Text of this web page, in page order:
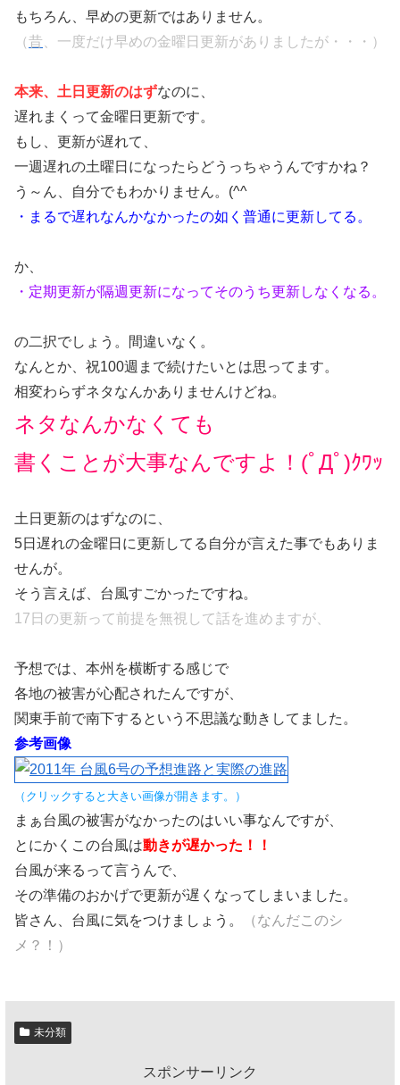
もちろん、早めの更新ではありません。
（昔 、一度だけ早めの金曜日更新がありましたが・・・）
本来、土日更新のはずなのに、
遅れまくって金曜日更新です。
もし、更新が遅れて、
一週遅れの土曜日になったらどうっちゃうんですかね？
う～ん、自分でもわかりません。 (^^ゞ
・まるで遅れなんかなかったの如く普通に更新してる。
か、
・定期更新が隔週更新になってそのうち更新しなくなる。
の二択でしょう。間違いなく。
なんとか、祝100週まで続けたいとは思ってます。
相変わらずネタなんかありませんけどね。
ネタなんかなくても
書くことが大事なんですよ！ (ﾟДﾟ)ｸﾜｯ
土日更新のはずなのに、
5日遅れの金曜日に更新してる自分が言えた事でもありま
せんが。
そう言えば、台風すごかったですね。
17日の更新って前提を無視して話を進めますが、
予想では、本州を横断する感じで
各地の被害が心配されたんですが、
関東手前で南下するという不思議な動きしてました。
参考画像
（クリックすると大きい画像が開きます。）
まぁ台風の被害がなかったのはいい事なんですが、
とにかくこの台風は動きが遅かった！！
台風が来るって言うんで、
その準備のおかげで更新が遅くなってしまいました。
皆さん、台風に気をつけましょう。
（なんだこのシ
メ？！）
未分類
スポンサーリンク